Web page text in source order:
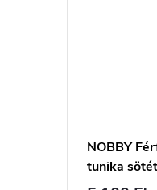
NOBBY
tunika